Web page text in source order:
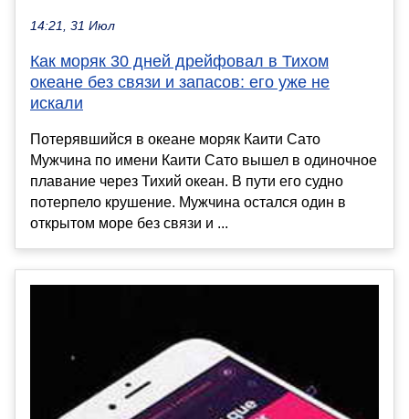
14:21, 31 Июл
Как моряк 30 дней дрейфовал в Тихом
океане без связи и запасов: его уже не
искали
Потерявшийся в океане моряк Каити Сато
Мужчина по имени Каити Сато вышел в одиночное
плавание через Тихий океан. В пути его судно
потерпело крушение. Мужчина остался один в
открытом море без связи и ...